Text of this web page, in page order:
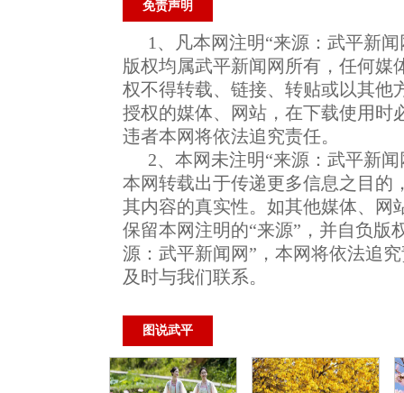
免责声明
1、凡本网注明“来源：武平新
版权均属武平新闻网所有，任何媒
权不得转载、链接、转贴或以其他
授权的媒体、网站，在下载使用时
违者本网将依法追究责任。
2、本网未注明“来源：武平新
本网转载出于传递更多信息之目的
其内容的真实性。如其他媒体、网
保留本网注明的“来源”，并自负版
源：武平新闻网”，本网将依法追
及时与我们联系。
图说武平